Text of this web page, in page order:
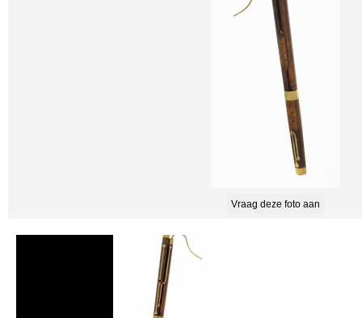
Vraag deze foto aan